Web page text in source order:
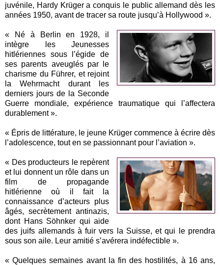
juvénile, Hardy Krüger a conquis le public allemand dès les
années 1950, avant de tracer sa route jusqu’à Hollywood ».
« Né à Berlin en 1928, il
intègre les Jeunesses
hitlériennes sous l’égide de
ses parents aveuglés par le
charisme du Führer, et rejoint
la Wehrmacht durant les
derniers jours de la Seconde
Guerre mondiale, expérience traumatique qui l’affectera
durablement ».
« Épris de littérature, le jeune Krüger commence à écrire dès
l’adolescence, tout en se passionnant pour l’aviation ».
« Des producteurs le repèrent
et lui donnent un rôle dans un
film de propagande
hitlérienne où il fait la
connaissance d’acteurs plus
âgés, secrètement antinazis,
dont Hans Söhnker qui aide
des juifs allemands à fuir vers la Suisse, et qui le prendra
sous son aile. Leur amitié s’avérera indéfectible ».
« Quelques semaines avant la fin des hostilités, à 16 ans,